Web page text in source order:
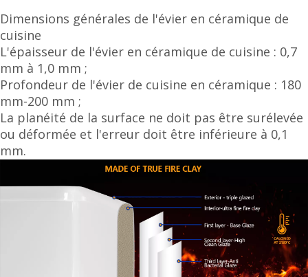
Dimensions générales de l'évier en céramique de
cuisine
L'épaisseur de l'évier en céramique de cuisine : 0,7
mm à 1,0 mm ;
Profondeur de l'évier de cuisine en céramique : 180
mm-200 mm ;
La planéité de la surface ne doit pas être surélevée
ou déformée et l'erreur doit être inférieure à 0,1
mm.